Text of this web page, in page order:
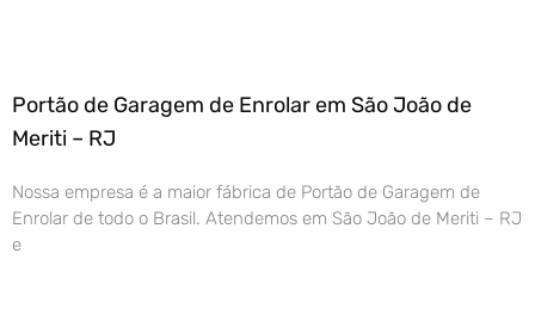
Portão de Garagem de Enrolar em São João de
Meriti – RJ
Nossa empresa é a maior fábrica de Portão de Garagem de
Enrolar de todo o Brasil. Atendemos em São João de Meriti – RJ
e